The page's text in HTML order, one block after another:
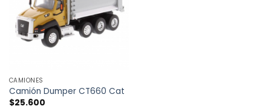
DE
DESEOS
CAMIONES
Camión Dumper CT660 Cat
$25.600